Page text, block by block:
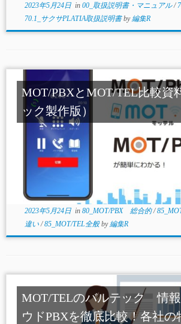
2023年5月24日in 00_取扱説明書・マニュアル/
70.1_サクサPLATIA取扱説明書by編集R
MOT/PBXとMOT/TEL比較
ック製作版）
2023年5月24日in 80_MOT/PBX 総合的/
違い/85_MOT/TEL全般by編集R
MOT/TELのバルテック 情
ウドPBXを徹底比較！各社の